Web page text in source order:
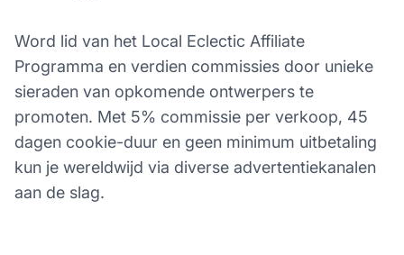
Word lid van het Local Eclectic Affiliate
Programma en verdien commissies door unieke
sieraden van opkomende ontwerpers te
promoten. Met 5% commissie per verkoop, 45
dagen cookie-duur en geen minimum uitbetaling
kun je wereldwijd via diverse advertentiekanalen
aan de slag.